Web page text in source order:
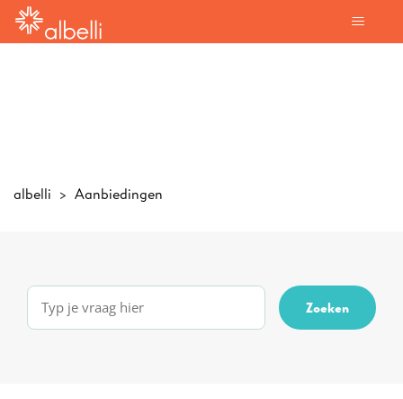
albelli Aanbiedingen